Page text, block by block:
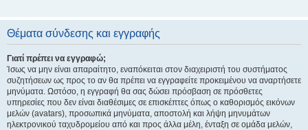
Θέματα σύνδεσης και εγγραφής
Γιατί πρέπει να εγγραφώ;
Ίσως να μην είναι απαραίτητο, εναπόκειται στον διαχειριστή του συστήματος
συζητήσεων ως προς το αν θα πρέπει να εγγραφείτε προκειμένου να αναρτήσετε
μηνύματα. Ωστόσο, η εγγραφή θα σας δώσει πρόσβαση σε πρόσθετες
υπηρεσίες που δεν είναι διαθέσιμες σε επισκέπτες όπως ο καθορισμός εικόνων
μελών (avatars), προσωπικά μηνύματα, αποστολή και λήψη μηνυμάτων
ηλεκτρονικού ταχυδρομείου από και προς άλλα μέλη, ένταξη σε ομάδα μελών,